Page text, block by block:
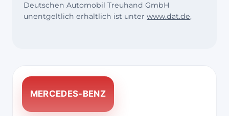
Deutschen Automobil Treuhand GmbH
unentgeltlich erhältlich ist unterwww.dat.de.
MERCEDES-BENZ